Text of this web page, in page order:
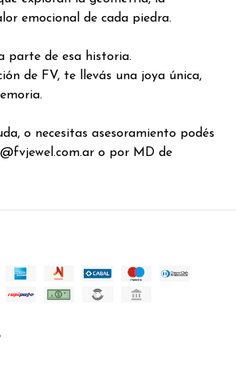
emocional de cada piedra.
parte de esa historia.
de FV, te llevás una joya única,
o necesitas asesoramiento podés
o por MD de